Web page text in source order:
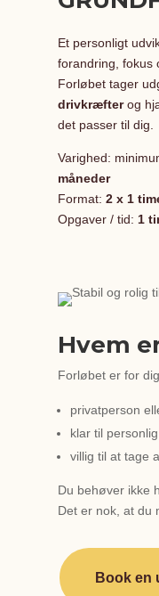
Et personligt
forandring, fokus
Forløbet tager
drivkræfterog
det passer til dig.
Varighed:
måneder
Format: 2 x 1
Opgaver / tid: 1
Hvem
Forløbet er for
privatperson
klar til
villig til at tage
Du behøver ikke
Det er nok, at du
Book en